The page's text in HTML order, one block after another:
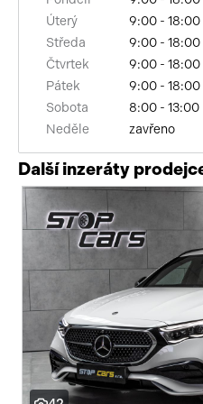
bezklíčové odemykání
senzor tlaku v
sledování únavy řidiče
head-up display
výškově nastavitelná
zadní loketní opěrka
360° monitorovací
řazení pádly pod
paměť nastavení
Úterý
9:00 - 18:00
Středa
9:00 - 18:00
Čtvrtek
9:00 - 18:00
Pátek
9:00 - 18:00
Sobota
8:00 - 13:00
Neděle
zavřeno
Další inzeráty